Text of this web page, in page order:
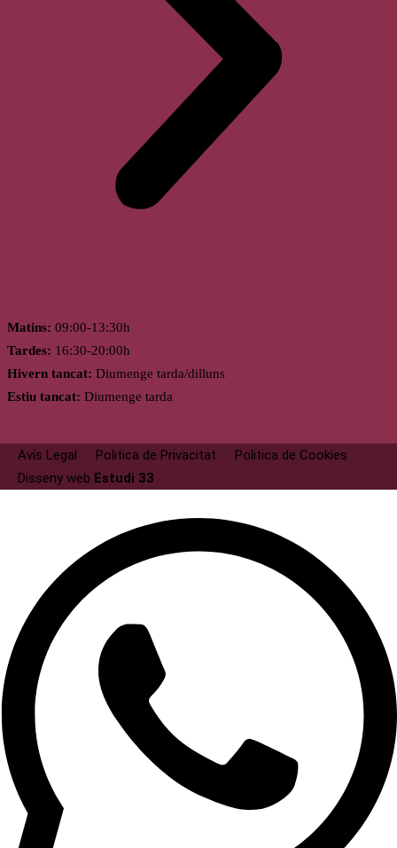
Matins: 09:00-13:30h
Tardes: 16:30-20:00h
Hivern tancat: Diumenge tarda/dilluns
Estiu tancat: Diumenge tarda
Avís Legal Politica de Privacitat
Politica de Cookies
Disseny web Estudi 33